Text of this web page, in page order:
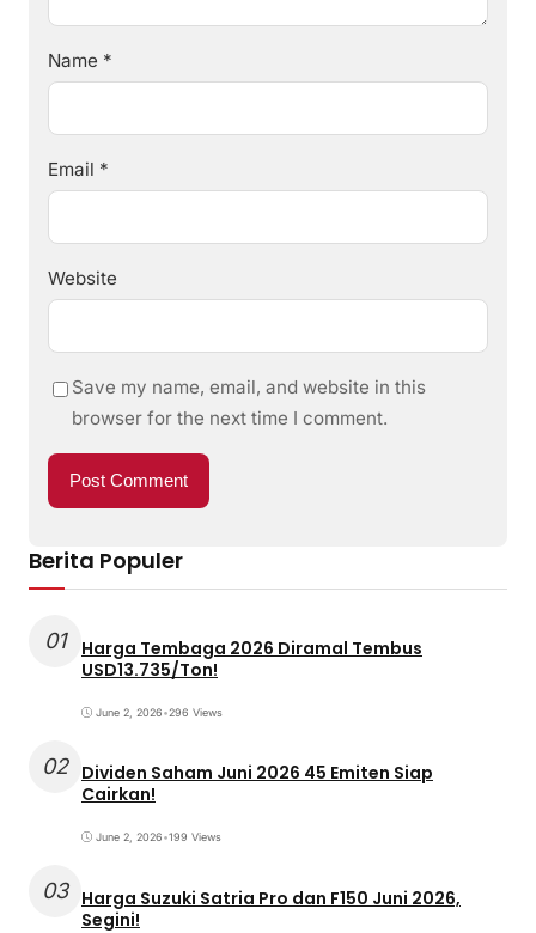
Name *
Email *
Website
Save my name, email, and website in this
browser for the next time I comment.
Berita Populer
01
Harga Tembaga 2026 Diramal Tembus
USD13.735/Ton!
June 2, 2026•296 Views
02 Dividen Saham Juni 2026 45 Emiten Siap
Cairkan!
June 2, 2026•199 Views
03 Harga Suzuki Satria Pro dan F150 Juni 2026,
Segini!